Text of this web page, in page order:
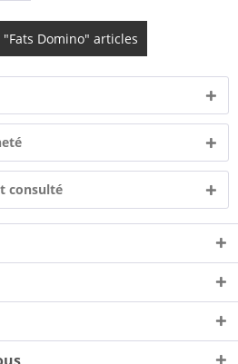
Domino" articles
consulté